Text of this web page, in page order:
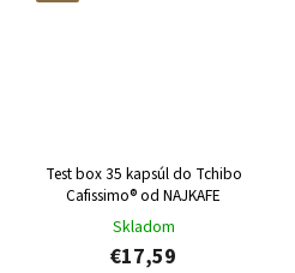
Test box 35 kapsúl do Tchibo
Cafissimo® od NAJKAFE
Skladom
€17,59